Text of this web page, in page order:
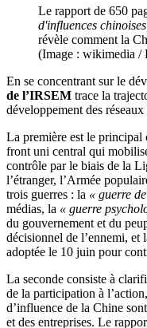
Le rapport de 650
d'influences
révèle comment la
(Image : wikimedia /
En se concentrant sur le
de l’IRSEM trace la
développement des
La première est le principal
front uni central qui
contrôle par le biais de la
l’étranger, l’Armée
trois guerres : la « guerre
médias, la « guerre
du gouvernement et du
décisionnel de l’ennemi, et
adoptée le 10 juin pour
La seconde consiste à
de la participation à
d’influence de la Chine
et des entreprises. Le